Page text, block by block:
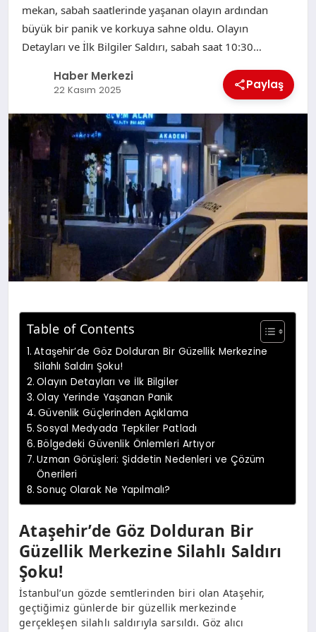
mekan, sabah saatlerinde yaşanan olayın ardından
büyük bir panik ve korkuya sahne oldu. Olayın
Detayları ve İlk Bilgiler Saldırı, sabah saat 10:30…
Haber Merkezi
22 Kasım 2025 Paylaş
Table of Contents
Ataşehir’de Göz Dolduran Bir Güzellik Merkezine
Silahlı Saldırı Şoku!
Olayın Detayları ve İlk Bilgiler
Olay Yerinde Yaşanan Panik
Güvenlik Güçlerinden Açıklama
Sosyal Medyada Tepkiler Patladı
Bölgedeki Güvenlik Önlemleri Artıyor
Uzman Görüşleri: Şiddetin Nedenleri ve Çözüm
Önerileri
Sonuç Olarak Ne Yapılmalı?
Ataşehir’de Göz Dolduran Bir
Güzellik Merkezine Silahlı Saldırı
Şoku!
İstanbul’un gözde semtlerinden biri olan Ataşehir,
geçtiğimiz günlerde bir güzellik merkezinde
gerçekleşen silahlı saldırıyla sarsıldı. Göz alıcı